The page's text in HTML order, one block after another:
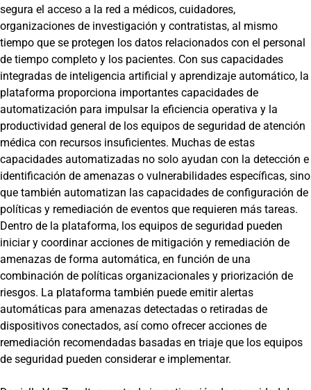
segura el acceso a la red a médicos, cuidadores,
organizaciones de investigación y contratistas, al mismo
tiempo que se protegen los datos relacionados con el personal
de tiempo completo y los pacientes. Con sus capacidades
integradas de inteligencia artificial y aprendizaje automático, la
plataforma proporciona importantes capacidades de
automatización para impulsar la eficiencia operativa y la
productividad general de los equipos de seguridad de atención
médica con recursos insuficientes. Muchas de estas
capacidades automatizadas no solo ayudan con la detección e
identificación de amenazas o vulnerabilidades específicas, sino
que también automatizan las capacidades de configuración de
políticas y remediación de eventos que requieren más tareas.
Dentro de la plataforma, los equipos de seguridad pueden
iniciar y coordinar acciones de mitigación y remediación de
amenazas de forma automática, en función de una
combinación de políticas organizacionales y priorización de
riesgos. La plataforma también puede emitir alertas
automáticas para amenazas detectadas o retiradas de
dispositivos conectados, así como ofrecer acciones de
remediación recomendadas basadas en triaje que los equipos
de seguridad pueden considerar e implementar.